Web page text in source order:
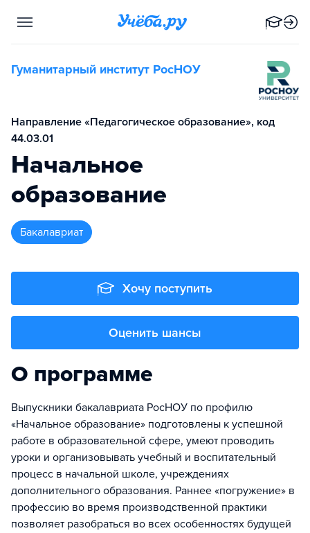
Гуманитарный институт РосНОУ
Направление «Педагогическое образование», код
44.03.01
Начальное
образование
бакалавриат
Хочу поступить
Оценить шансы
О программе
Выпускники бакалавриата РосНОУ по профилю
«Начальное образование» подготовлены к успешной
работе в образовательной сфере, умеют проводить
уроки и организовывать учебный и воспитательный
процесс в начальной школе, учреждениях
дополнительного образования. Раннее «погружение» в
профессию во время производственной практики
позволяет разобраться во всех особенностях будущей